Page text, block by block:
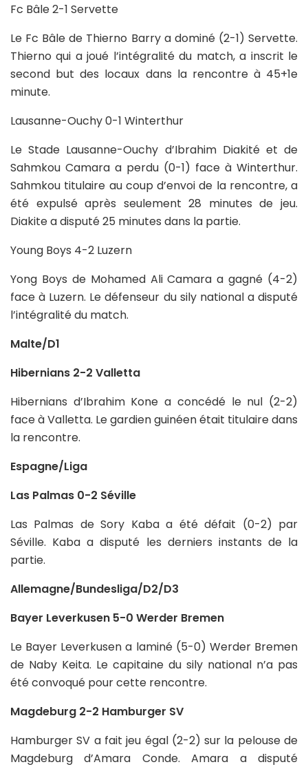
Fc Bâle 2-1 Servette
Le Fc Bâle de Thierno Barry a dominé (2-1) Servette.
Thierno qui a joué l’intégralité du match, a inscrit le
second but des locaux dans la rencontre à 45+1e
minute.
Lausanne-Ouchy 0-1 Winterthur
Le Stade Lausanne-Ouchy d’Ibrahim Diakité et de
Sahmkou Camara a perdu (0-1) face à Winterthur.
Sahmkou titulaire au coup d’envoi de la rencontre, a
été expulsé après seulement 28 minutes de jeu.
Diakite a disputé 25 minutes dans la partie.
Young Boys 4-2 Luzern
Yong Boys de Mohamed Ali Camara a gagné (4-2)
face à Luzern. Le défenseur du sily national a disputé
l’intégralité du match.
Malte/D1
Hibernians 2-2 Valletta
Hibernians d’Ibrahim Kone a concédé le nul (2-2)
face à Valletta. Le gardien guinéen était titulaire dans
la rencontre.
Espagne/Liga
Las Palmas 0-2 Séville
Las Palmas de Sory Kaba a été défait (0-2) par
Séville. Kaba a disputé les derniers instants de la
partie.
Allemagne/Bundesliga/D2/D3
Bayer Leverkusen 5-0 Werder Bremen
Le Bayer Leverkusen a laminé (5-0) Werder Bremen
de Naby Keita. Le capitaine du sily national n’a pas
été convoqué pour cette rencontre.
Magdeburg 2-2 Hamburger SV
Hamburger SV a fait jeu égal (2-2) sur la pelouse de
Magdeburg d’Amara Conde. Amara a disputé